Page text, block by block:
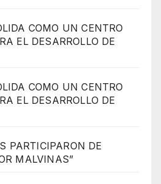
COMO UN CENTRO
EL DESARROLLO DE
COMO UN CENTRO
EL DESARROLLO DE
PARTICIPARON DE
MALVINAS”